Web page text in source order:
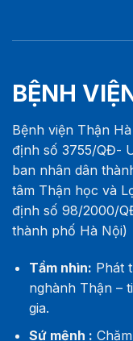
BỆNH
Bệnh viện Thận
định số 3755/QĐ-
ban nhân dân
tâm Thận học và
định số 98/2000/
thành phố Hà Nội)
Tầm nhìn: Phát
nghành Thận –
gia.
Sứ mệnh :